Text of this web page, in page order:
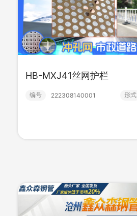
乾烨金属制品-C
编号 282510140001
HB-MXJ41丝网护栏
编号 222308140001 形式